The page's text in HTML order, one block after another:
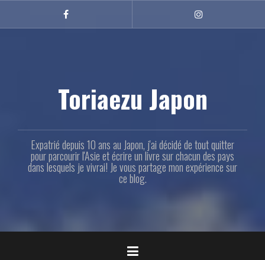
Facebook
Toriaezu Japon
Expatrié depuis 10 ans au Japon, j'ai décidé de tout quitter
pour parcourir l'Asie et écrire un livre sur chacun des pays
dans lesquels je vivrai! Je vous partage mon expérience sur
ce blog.